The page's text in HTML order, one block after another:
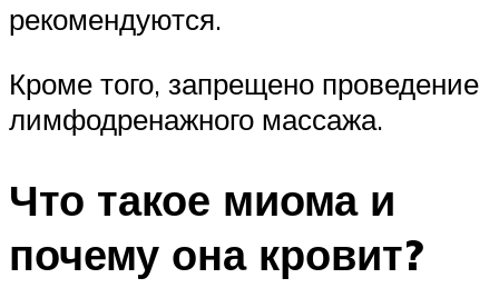
рекомендуются.
Кроме того, запрещено проведение
лимфодренажного массажа.
Что такое миома и
почему она кровит?